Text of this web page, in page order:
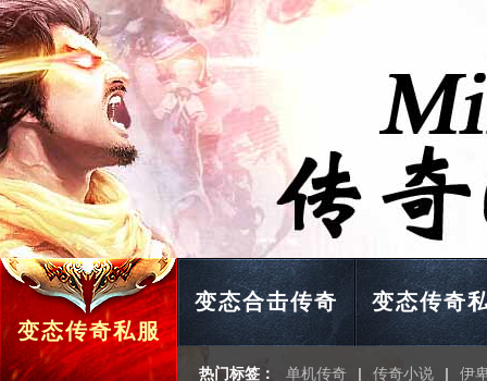
变态传奇私服
变态合击传奇 变态传奇
热门标签： 单机传奇 | 传奇小说 | 伊